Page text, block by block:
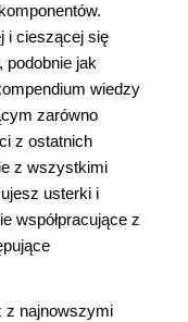
i cieszącej się
podobnie jak
wiedzy
zarówno
z ostatnich
z wszystkimi
usterki i
współpracujące z
z najnowszymi